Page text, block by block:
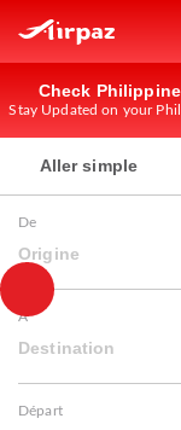
Check
Stay Updated on your
Aller simple
De
Origine
À
Destination
Départ